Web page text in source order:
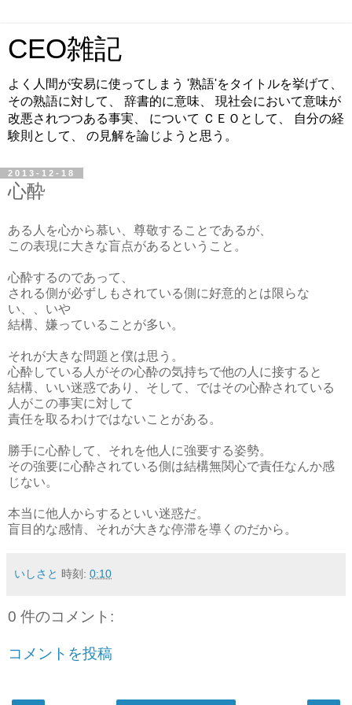
CEO雑記
よく人間が安易に使ってしまう '熟語'をタイトルを挙げて、
その熟語に対して、 辞書的に意味、 現社会において意味が
改悪されつつある事実、 について ＣＥＯとして、 自分の経
験則として、 の見解を論じようと思う。
2013-12-18
心酔
ある人を心から慕い、尊敬することであるが、
この表現に大きな盲点があるということ。
心酔するのであって、
される側が必ずしもされている側に好意的とは限らな
い、、いや
結構、嫌っていることが多い。
それが大きな問題と僕は思う。
心酔している人がその心酔の気持ちで他の人に接すると
結構、いい迷惑であり、そして、ではその心酔されている
人がこの事実に対して
責任を取るわけではないことがある。
勝手に心酔して、それを他人に強要する姿勢。
その強要に心酔されている側は結構無関心で責任なんか感
じない。
本当に他人からするといい迷惑だ。
盲目的な感情、それが大きな停滞を導くのだから。
いしさと 時刻: 0:10
0 件のコメント:
コメントを投稿